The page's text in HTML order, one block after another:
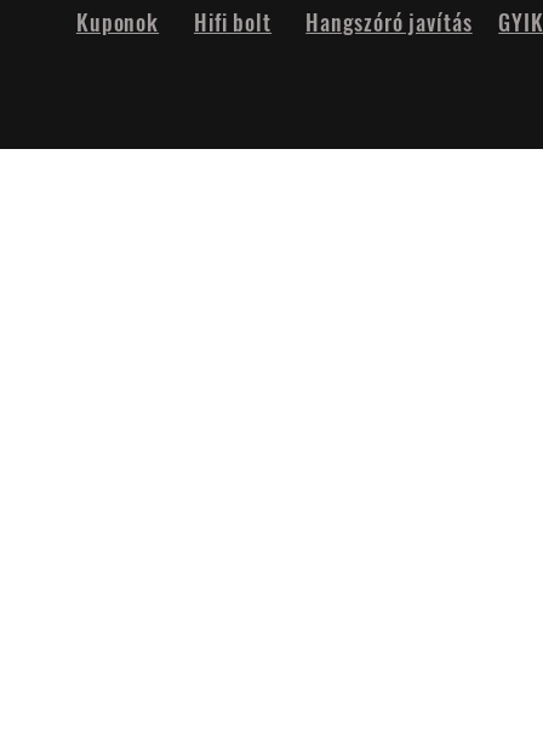
Hifi bolt
Kuponok Hangszóró javítás GYIK